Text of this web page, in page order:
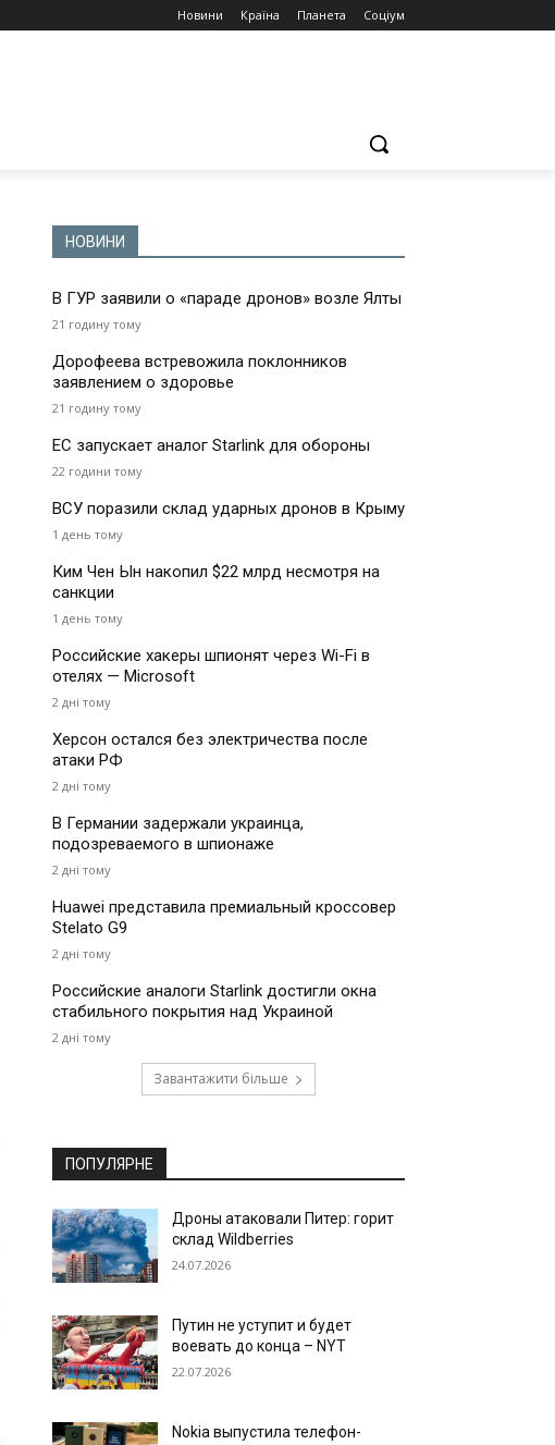
Новини Країна Планета Соціум
НОВИНИ
В ГУР заявили о «параде дронов» возле Ялты
21 годину тому
Дорофеева встревожила поклонников
заявлением о здоровье
21 годину тому
ЕС запускает аналог Starlink для обороны
22 години тому
ВСУ поразили склад ударных дронов в Крыму
1 день тому
Ким Чен Ын накопил $22 млрд несмотря на
санкции
1 день тому
Российские хакеры шпионят через Wi-Fi в
отелях — Microsoft
2 дні тому
Херсон остался без электричества после
атаки РФ
2 дні тому
В Германии задержали украинца,
подозреваемого в шпионаже
2 дні тому
Huawei представила премиальный кроссовер
Stelato G9
2 дні тому
Российские аналоги Starlink достигли окна
стабильного покрытия над Украиной
2 дні тому
Завантажити більше
ПОПУЛЯРНЕ
Дроны атаковали Питер: горит
склад Wildberries
24.07.2026
Путин не уступит и будет
воевать до конца – NYT
22.07.2026
Nokia выпустила телефон-